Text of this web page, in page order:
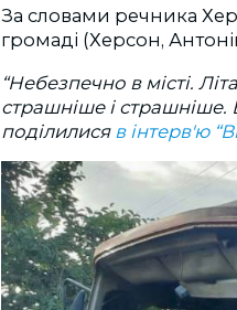
За словами речника
громаді (Херсон,
“Небезпечно в місті.
страшніше і
поділилися в інтерв'ю